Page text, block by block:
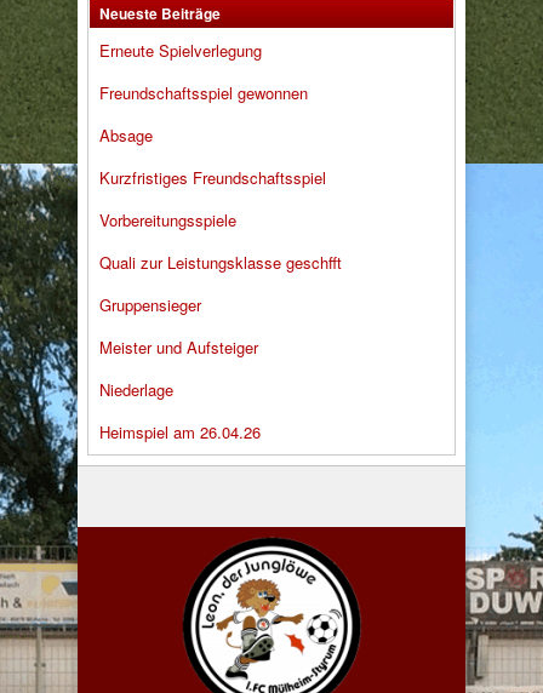
Neueste Beiträge
Erneute Spielverlegung
Freundschaftsspiel gewonnen
Absage
Kurzfristiges Freundschaftsspiel
Vorbereitungsspiele
Quali zur Leistungsklasse geschfft
Gruppensieger
Meister und Aufsteiger
Niederlage
Heimspiel am 26.04.26